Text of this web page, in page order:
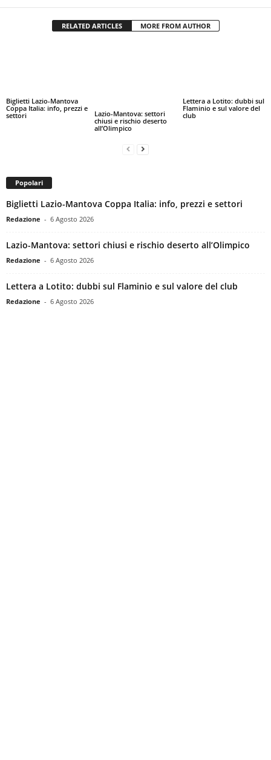
RELATED ARTICLES MORE FROM AUTHOR
Biglietti Lazio-Mantova
Coppa Italia: info, prezzi e
settori
Lazio-Mantova: settori
chiusi e rischio deserto
all’Olimpico
Lettera a Lotito: dubbi sul
Flaminio e sul valore del
club
Popolari
Biglietti Lazio-Mantova Coppa Italia: info, prezzi e settori
Redazione - 6 Agosto 2026
Lazio-Mantova: settori chiusi e rischio deserto all’Olimpico
Redazione - 6 Agosto 2026
Lettera a Lotito: dubbi sul Flaminio e sul valore del club
Redazione - 6 Agosto 2026